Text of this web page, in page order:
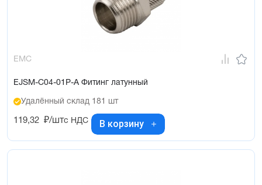
EMC
EJSM-C04-01P-A Фитинг латунный
Удалённый склад 181 шт
119,32 ₽/штс НДС В корзину